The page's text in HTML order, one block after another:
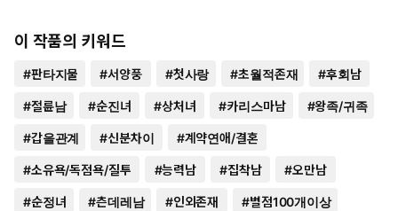
이 작품의 키워드
#판타지물 #서양풍 #첫사랑 #초월적존재 #후회남
#절륜남 #순진녀 #상처녀 #카리스마남 #왕족/귀족
#갑을관계 #신분차이 #계약연애/결혼
#소유욕/독점욕/질투 #능력남 #집착남 #오만남
#순정녀 #츤데레남 #인외존재 #별점100개이상